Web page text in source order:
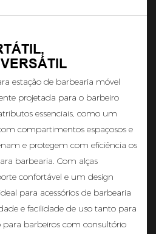
estação de barbearia móvel
projetada para o barbeiro
essenciais, como um
compartimentos espaçosos e
e protegem com eficiência os
barbearia. Com alças
confortável e um design
para acessórios de barbearia
e facilidade de uso tanto para
barbeiros com consultório